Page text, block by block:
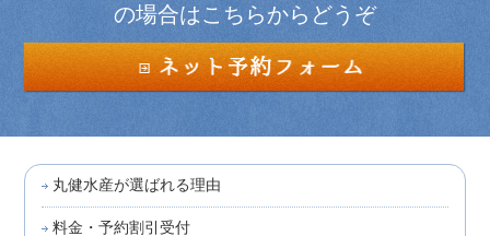
の場合はこちらからどうぞ
丸健水産が選ばれる理由
料金・予約割引受付